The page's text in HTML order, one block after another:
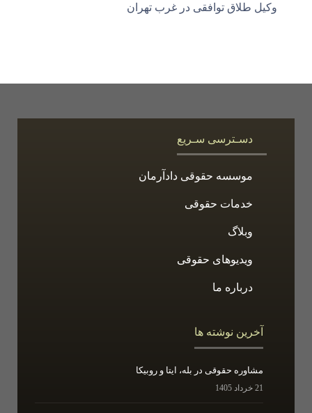
وکیل طلاق توافقی در غرب تهران
دسـترسی سـریع
موسسه حقوقی دادآرمان
خدمات حقوقی
وبلاگ
ویدیوهای حقوقی
درباره ما
آخرین نوشته ها
مشاوره حقوقی در بله، ایتا و روبیکا
21 خرداد 1405